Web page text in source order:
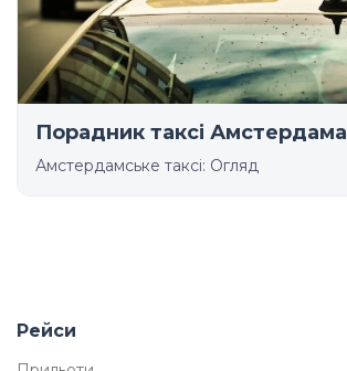
Порадник таксі Амстердама
Амстердамське таксі: Огляд
Рейси